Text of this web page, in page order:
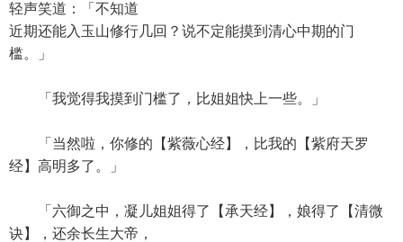
轻声笑道：「不知道
近期还能入玉山修行几回？说不定能摸到清心中期的门
槛。」
「我觉得我摸到门槛了，比姐姐快上一些。」
「当然啦，你修的【紫薇心经】，比我的【紫府天罗
经】高明多了。」
「六御之中，凝儿姐姐得了【承天经】，娘得了【清微
诀】，还余长生大帝，